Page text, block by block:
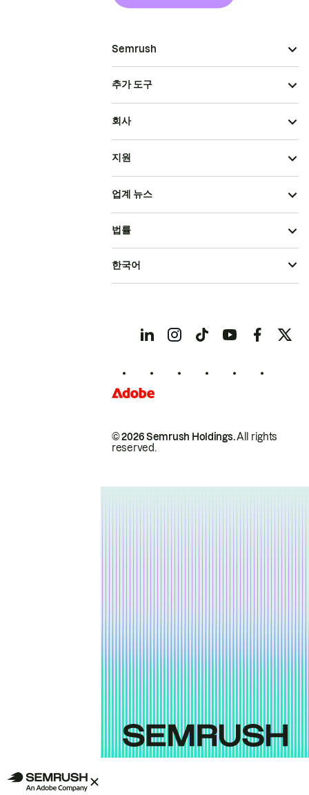
Semrush
추가 도구
회사
지원
업계 뉴스
© 2026 Semrush Holdings.All rights
reserved.
법률
한국어